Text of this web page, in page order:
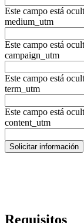
Este campo está
medium_utm
Este campo está
campaign_utm
Este campo está
term_utm
Este campo está
content_utm
Requisitos